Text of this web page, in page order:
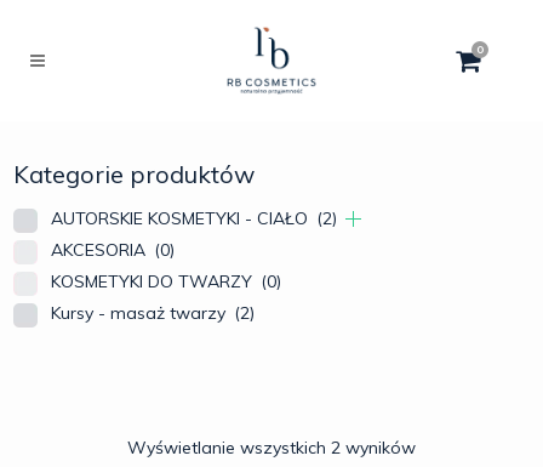
0
Kategorie produktów
AUTORSKIE KOSMETYKI - CIAŁO (2)
AKCESORIA (0)
KOSMETYKI DO TWARZY (0)
Kursy - masaż twarzy (2)
Wyświetlanie wszystkich 2 wyników